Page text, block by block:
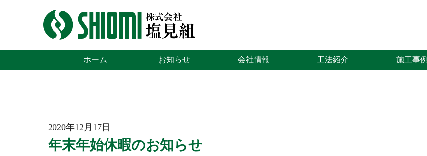
株式会社 塩見組
ホーム お知らせ 会社情報 工法紹介 施工事例
2020年12月17日
年末年始休暇のお知らせ